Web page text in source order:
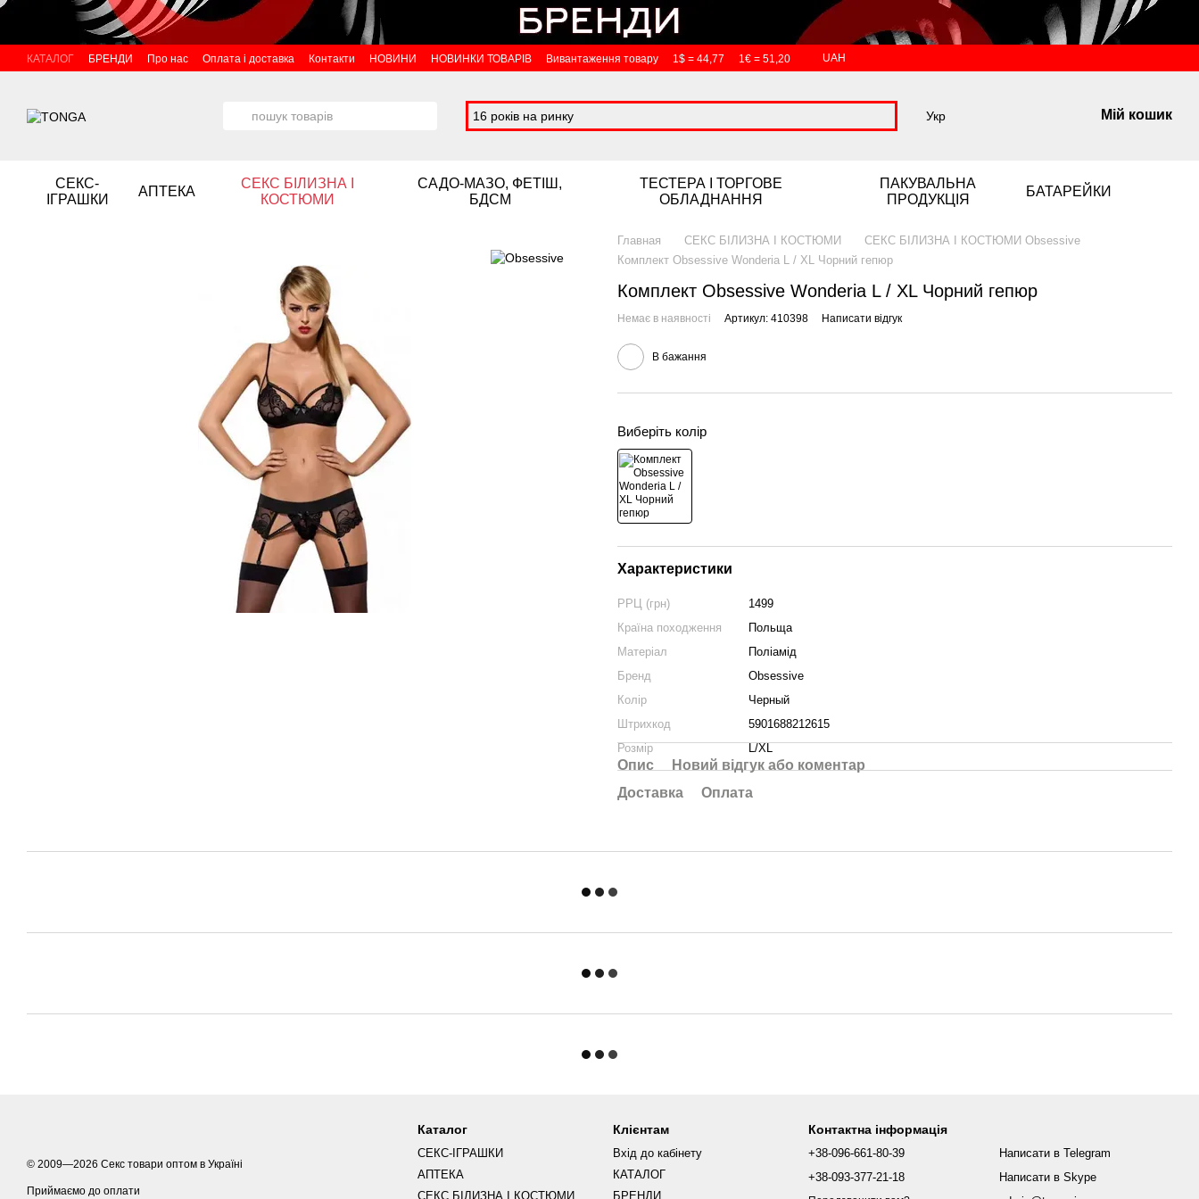
Перейти до основного контенту
КАТАЛОГ БРЕНДИ Про нас Оплата і доставка Контакти НОВИНИ НОВИНКИ ТОВАРІВ Вивантаження товару 1$ = 44,77 1€ = 51,20 UAH
16 років на ринку Укр Мій кошик
СЕКС-
ІГРАШКИ
АПТЕКА
СЕКС БІЛИЗНА І
КОСТЮМИ
САДО-МАЗО, ФЕТІШ,
БДСМ
ТЕСТЕРА І ТОРГОВЕ
ОБЛАДНАННЯ
ПАКУВАЛЬНА
ПРОДУКЦІЯ
БАТАРЕЙКИ
Главная СЕКС БІЛИЗНА І КОСТЮМИ
СЕКС БІЛИЗНА І КОСТЮМИ Obsessive
Комплект Obsessive Wonderia L / XL Чорний гепюр
Комплект Obsessive Wonderia L / XL Чорний гепюр
Немає в наявності Артикул: 410398 Написати відгук
В бажання
Виберіть колір
Характеристики
РРЦ (грн)
1499
Країна походження
Польща
Матеріал
Поліамід
Бренд
Obsessive
Колір
Черный
Штрихкод
5901688212615
Розмір
L/XL
Опис
Новий відгук або коментар
Доставка
Оплата
© 2009—2026 Секс товари оптом в Україні
Приймаємо до оплати
Каталог
СЕКС-ІГРАШКИ
АПТЕКА
СЕКС БІЛИЗНА І КОСТЮМИ
Клієнтам
Вхід до кабінету
КАТАЛОГ
БРЕНДИ
Контактна інформація
+38-096-661-80-39
+38-093-377-21-18
Написати в Telegram
Написати в Skype